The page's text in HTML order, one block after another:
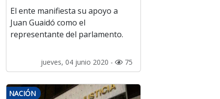
El ente manifiesta su apoyo a
Juan Guaidó como el
representante del parlamento.
jueves, 04 junio 2020 - 75
NACIÓN